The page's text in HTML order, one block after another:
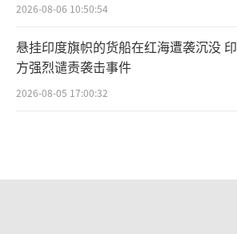
2026-08-06 10:50:54
悬挂印度旗帜的货船在红海遭袭沉没 印
方强烈谴责袭击事件
2026-08-05 17:00:32